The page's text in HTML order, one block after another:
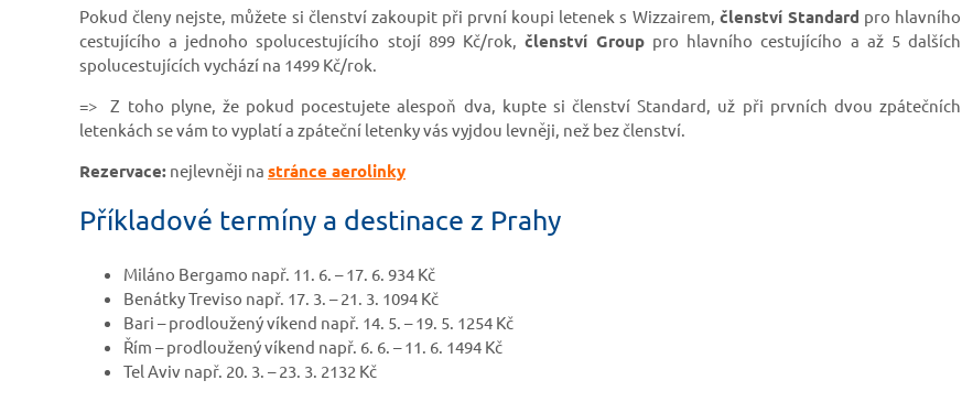
Pokud členy nejste, můžete si členství zakoupit při první koupi letenek s Wizzairem, členství Standard pro hlavního
cestujícího a jednoho spolucestujícího stojí 899 Kč/rok, členství Group pro hlavního cestujícího a až 5 dalších
spolucestujících vychází na 1499 Kč/rok.
=> Z toho plyne, že pokud pocestujete alespoň dva, kupte si členství Standard, už při prvních dvou zpátečních
letenkách se vám to vyplatí a zpáteční letenky vás vyjdou levněji, než bez členství.
Rezervace: nejlevněji na stránce aerolinky
Příkladové termíny a destinace z Prahy
Miláno Bergamo např. 11. 6. – 17. 6. 934 Kč
Benátky Treviso např. 17. 3. – 21. 3. 1094 Kč
Bari – prodloužený víkend např. 14. 5. – 19. 5. 1254 Kč
Řím – prodloužený víkend např. 6. 6. – 11. 6. 1494 Kč
Tel Aviv např. 20. 3. – 23. 3. 2132 Kč